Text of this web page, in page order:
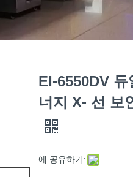
EI-6550DV 듀
너지 X- 선 보
에 공유하기: